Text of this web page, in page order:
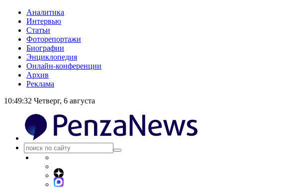
Аналитика
Интервью
Статьи
Фоторепортажи
Биографии
Энциклопедия
Онлайн-конференции
Архив
Реклама
10:49:32 Четверг, 6 августа